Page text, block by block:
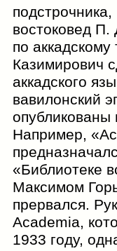
востоковед
по
Казимирович
аккадского
вавилонский
Например,
«Библиотеке
Максимом
прервался.
Academia,
1933 году,